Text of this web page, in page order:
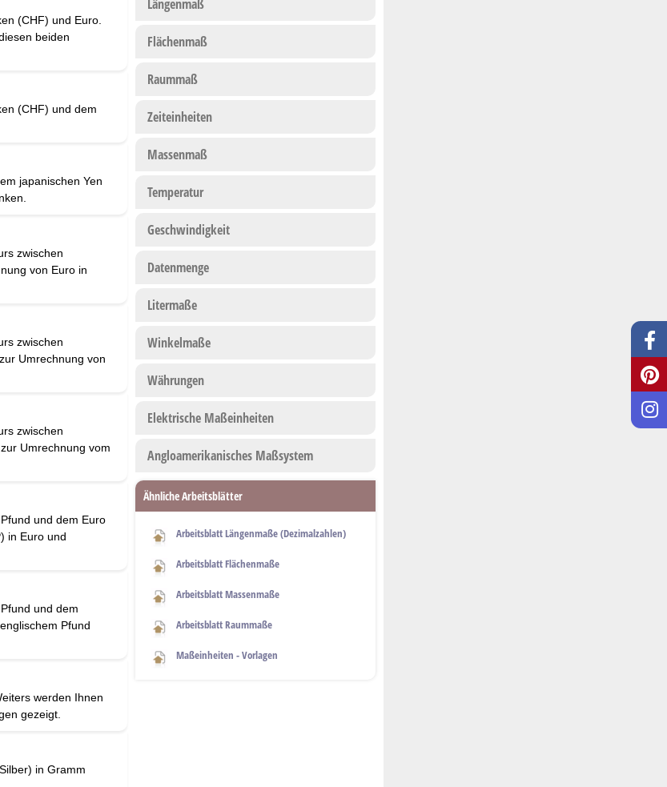
(CHF) und Euro.
beiden
(CHF) und dem
japanischen Yen
zwischen
von Euro in
zwischen
Umrechnung von
zwischen
Umrechnung vom
und dem Euro
in Euro und
und dem
Pfund
werden Ihnen
gezeigt.
in Gramm
Längenmaß
Flächenmaß
Raummaß
Zeiteinheiten
Massenmaß
Temperatur
Geschwindigkeit
Datenmenge
Litermaße
Winkelmaße
Währungen
Elektrische Maßeinheiten
Angloamerikanisches Maßsystem
Ähnliche Arbeitsblätter
Arbeitsblatt Längenmaße (Dezimalzahlen)
Arbeitsblatt Flächenmaße
Arbeitsblatt Massenmaße
Arbeitsblatt Raummaße
Maßeinheiten - Vorlagen